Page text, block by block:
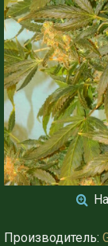
Производитель: